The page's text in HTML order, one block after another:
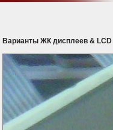
Варианты ЖК дисплеев & LCD